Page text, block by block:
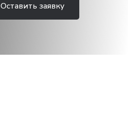
Оставить заявку